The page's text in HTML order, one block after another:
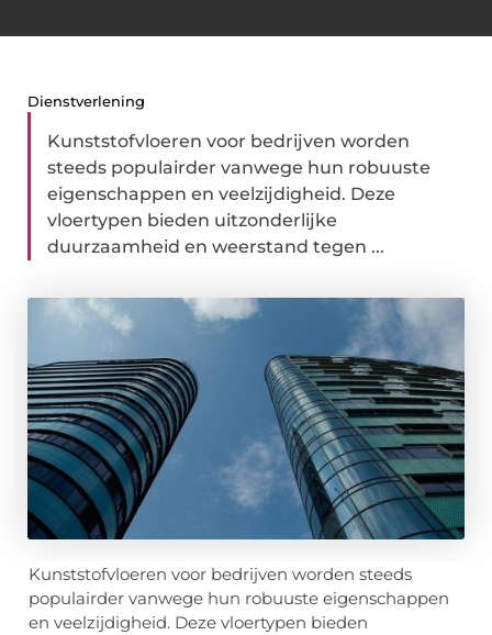
Dienstverlening
Kunststofvloeren voor bedrijven worden
steeds populairder vanwege hun robuuste
eigenschappen en veelzijdigheid. Deze
vloertypen bieden uitzonderlijke
duurzaamheid en weerstand tegen ...
Kunststofvloeren voor bedrijven worden steeds
populairder vanwege hun robuuste eigenschappen
en veelzijdigheid. Deze vloertypen bieden